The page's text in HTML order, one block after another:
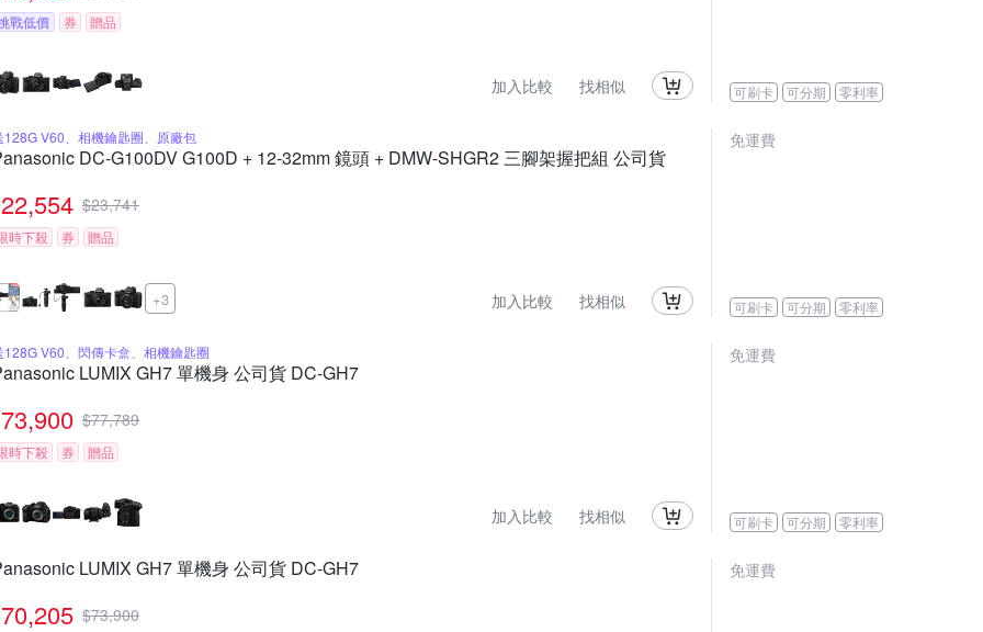
戰低價 券 贈品
加入比較 找相似 可刷卡 可分期 零利率
128G V60、相機鑰匙圈、原廠包
DC-G100DV G100D + 12-32mm 鏡頭 + DMW-SHGR2 三腳架握把組 公司貨
22,554 $23,741
時下殺 券 贈品
+3 加入比較 找相似
免運費
可刷卡 可分期 零利率
128G V60、閃傳卡盒、相機鑰匙圈
LUMIX GH7 單機身 公司貨 DC-GH7
73,900 $77,789
時下殺 券 贈品
加入比較 找相似
免運費
可刷卡 可分期 零利率
LUMIX GH7 單機身 公司貨 DC-GH7
70,205 $73,900
免運費